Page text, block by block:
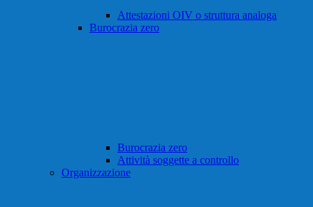
Attestazioni OIV o struttura analoga
Burocrazia zero
Burocrazia zero
Attività soggette a controllo
Organizzazione